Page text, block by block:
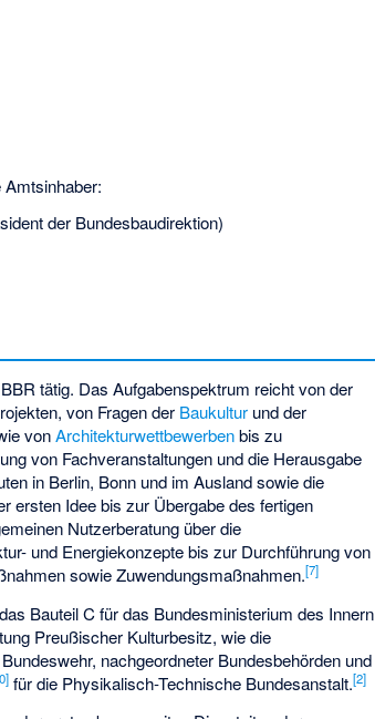
Amtsinhaber:
der Bundesbaudirektion)
tätig. Das Aufgabenspektrum reicht von der
von Fragen der Baukultur und der
vonArchitekturwettbewerbenbis zu
von Fachveranstaltungen und die Herausgabe
in Berlin, Bonn und im Ausland sowie die
ersten Idee bis zur Übergabe des fertigen
Nutzerberatung über die
und Energiekonzepte bis zur Durchführung von
sowie Zuwendungsmaßnahmen.[7]
Bauteil C für das Bundesministerium des Innern
Preußischer Kulturbesitz, wie die
nachgeordneter Bundesbehörden und
] für die Physikalisch-Technische Bundesanstalt.[2]